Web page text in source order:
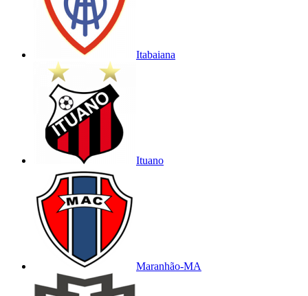
Itabaiana
Ituano
Maranhão-MA